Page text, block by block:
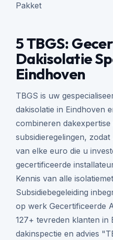
Pakket
5 TBGS:
Dakisolatie
Eindhoven
TBGS is uw
dakisolatie in Eindhoven
combineren
subsidieregelingen,
van elke euro die u
gecertificeerde
Kennis van alle
Subsidiebegeleiding
op werk Gecertificeerde
127+ tevreden klanten in
dakinspectie en advies